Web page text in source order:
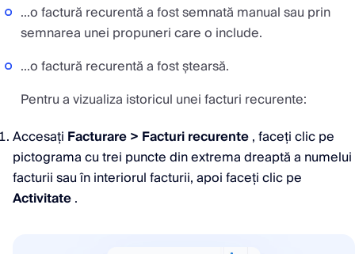
...o factură recurentă a fost semnată manual sau prin
semnarea unei propuneri care o include.
...o factură recurentă a fost ștearsă.
Pentru a vizualiza istoricul unei facturi recurente:
Accesați Facturare > Facturi recurente, faceți clic pe
pictograma cu trei puncte din extrema dreaptă a numelui
facturii sau în interiorul facturii, apoi faceți clic pe
Activitate.